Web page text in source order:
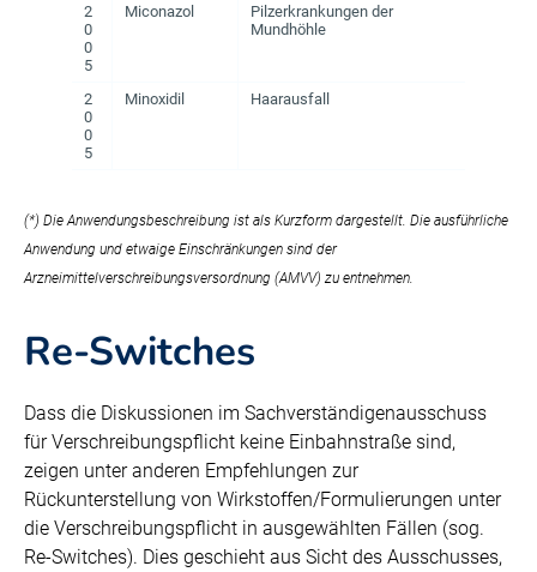
2
0
0
5
Miconazol
Pilzerkrankungen der
Mundhöhle
2
0
0
5
Minoxidil Haarausfall
(*) Die Anwendungsbeschreibung ist als Kurzform dargestellt. Die ausführliche
Anwendung und etwaige Einschränkungen sind der
Arzneimittelverschreibungsversordnung (AMVV) zu entnehmen.
Re-Switches
Dass die Diskussionen im Sachverständigenausschuss
für Verschreibungspflicht keine Einbahnstraße sind,
zeigen unter anderen Empfehlungen zur
Rückunterstellung von Wirkstoffen/Formulierungen unter
die Verschreibungspflicht in ausgewählten Fällen (sog.
Re-Switches). Dies geschieht aus Sicht des Ausschusses,